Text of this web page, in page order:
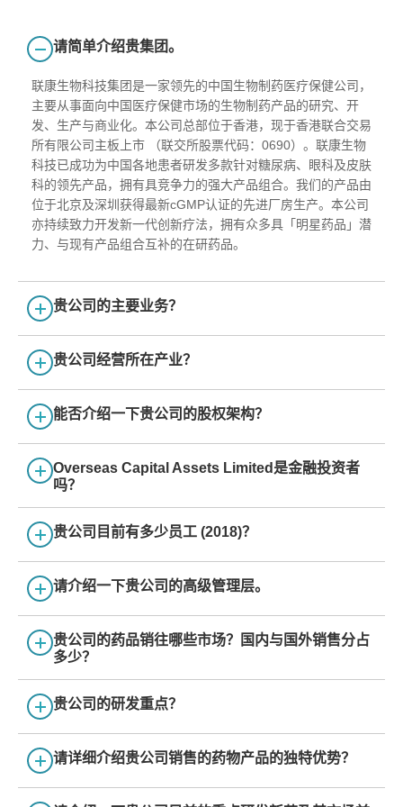
请简单介绍贵集团。
联康生物科技集团是一家领先的中国生物制药医疗保健公司，
主要从事面向中国医疗保健市场的生物制药产品的研究、开
发、生产与商业化。本公司总部位于香港，现于香港联合交易
所有限公司主板上市 （联交所股票代码：0690）。联康生物
科技已成功为中国各地患者研发多款针对糖尿病、眼科及皮肤
科的领先产品，拥有具竞争力的强大产品组合。我们的产品由
位于北京及深圳获得最新cGMP认证的先进厂房生产。本公司
亦持续致力开发新一代创新疗法，拥有众多具「明星药品」潜
力、与现有产品组合互补的在研药品。
贵公司的主要业务？
贵公司经营所在产业？
能否介绍一下贵公司的股权架构？
Overseas Capital Assets Limited是金融投资者
吗？
贵公司目前有多少员工 (2018)？
请介绍一下贵公司的高级管理层。
贵公司的药品销往哪些市场？国内与国外销售分占
多少？
贵公司的研发重点？
请详细介绍贵公司销售的药物产品的独特优势？